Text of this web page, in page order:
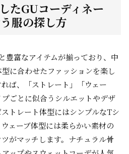
たGUコーディネー
服の探し方
豊富なアイテムが揃っており、中
に合わせたファッションを楽し
ば、「ストレート」「ウェー
ごとに似合うシルエットやデザ
トレート体型にはシンプルなTシ
ェーブ体型には柔らかい素材の
がマッチします。ナチュラル骨